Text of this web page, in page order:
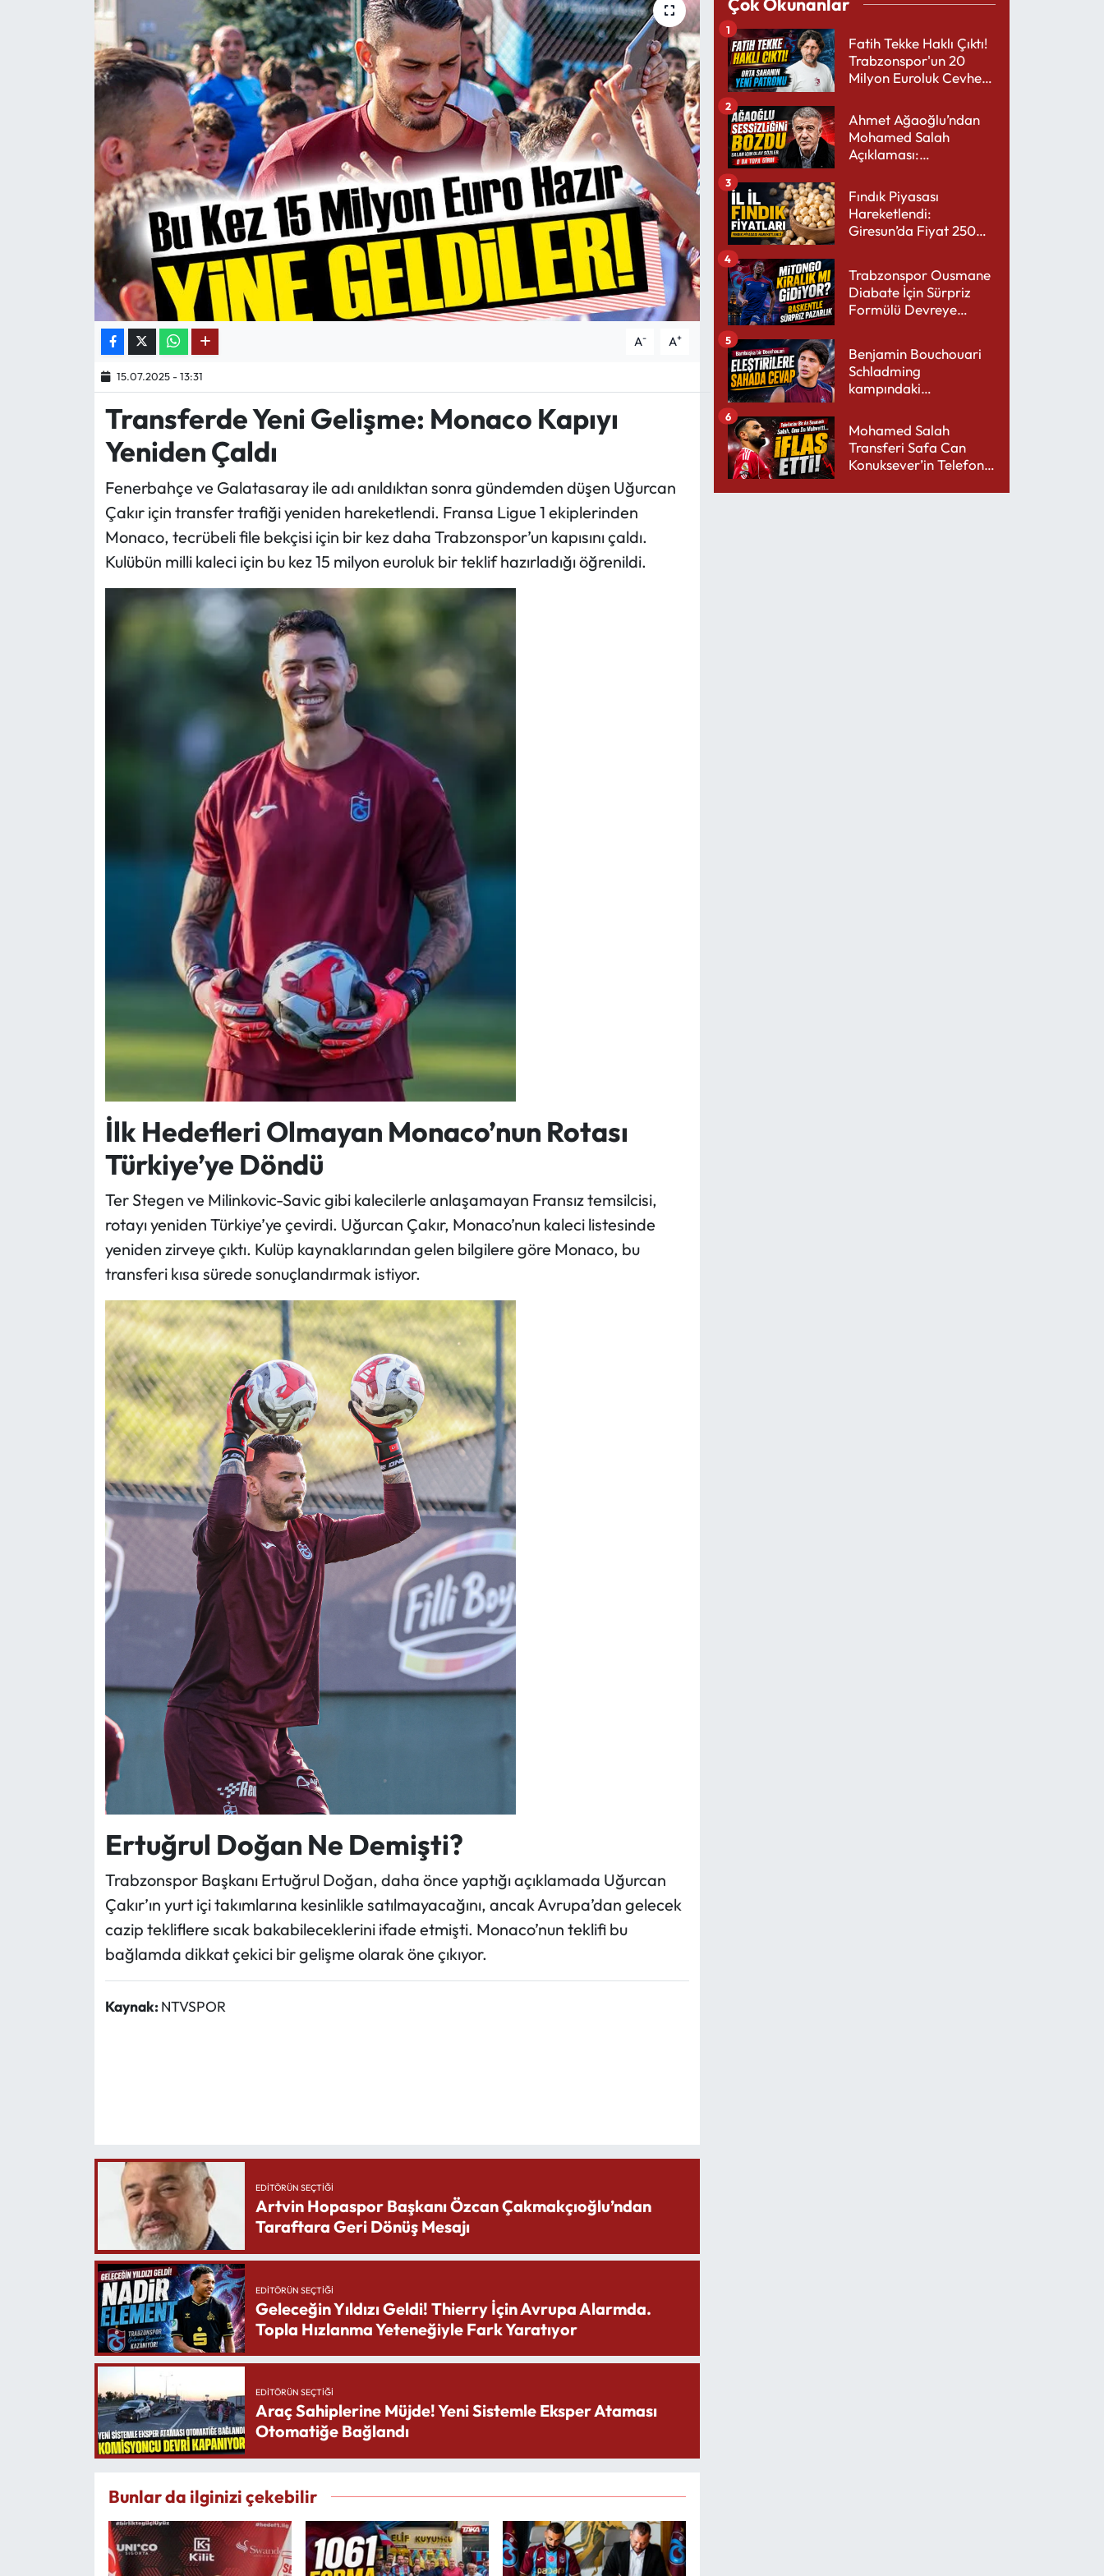
A- A+
15.07.2025 - 13:31
Transferde Yeni Gelişme: Monaco Kapıyı
Yeniden Çaldı
Fenerbahçe ve Galatasaray ile adı anıldıktan sonra gündemden düşen Uğurcan
Çakır için transfer trafiği yeniden hareketlendi. Fransa Ligue 1 ekiplerinden
Monaco, tecrübeli file bekçisi için bir kez daha Trabzonspor’un kapısını çaldı.
Kulübün milli kaleci için bu kez 15 milyon euroluk bir teklif hazırladığı öğrenildi.
İlk Hedefleri Olmayan Monaco’nun Rotası
Türkiye’ye Döndü
Ter Stegen ve Milinkovic-Savic gibi kalecilerle anlaşamayan Fransız temsilcisi,
rotayı yeniden Türkiye’ye çevirdi. Uğurcan Çakır, Monaco’nun kaleci listesinde
yeniden zirveye çıktı. Kulüp kaynaklarından gelen bilgilere göre Monaco, bu
transferi kısa sürede sonuçlandırmak istiyor.
Ertuğrul Doğan Ne Demişti?
Trabzonspor Başkanı Ertuğrul Doğan, daha önce yaptığı açıklamada Uğurcan
Çakır’ın yurt içi takımlarına kesinlikle satılmayacağını, ancak Avrupa’dan gelecek
cazip tekliflere sıcak bakabileceklerini ifade etmişti. Monaco’nun teklifi bu
bağlamda dikkat çekici bir gelişme olarak öne çıkıyor.
Kaynak: NTVSPOR
EDITÖRÜN SEÇTIĞI
Artvin Hopaspor Başkanı Özcan Çakmakçıoğlu’ndan
Taraftara Geri Dönüş Mesajı
EDITÖRÜN SEÇTIĞI
Geleceğin Yıldızı Geldi! Thierry İçin Avrupa Alarmda.
Topla Hızlanma Yeteneğiyle Fark Yaratıyor
EDITÖRÜN SEÇTIĞI
Araç Sahiplerine Müjde! Yeni Sistemle Eksper Ataması
Otomatiğe Bağlandı
Bunlar da ilginizi çekebilir
Çok Okunanlar
Fatih Tekke Haklı Çıktı!
Trabzonspor'un 20
Milyon Euroluk Cevheri
1
Ahmet Ağaoğlu’ndan
Mohamed Salah
Açıklaması:
Yakışır
2
Fındık Piyasası
Hareketlendi:
Giresun’da Fiyat 250
3
Trabzonspor Ousmane
Diabate İçin Sürpriz
Formülü Devreye
4
Benjamin Bouchouari
Schladming
kampındaki
5
Mohamed Salah
Transferi Safa Can
Konuksever’in Telefon
6
Röportaj
Köşe Yazıları
Karikatür Galeri
ASTROLOJİ
Spor Yazıları